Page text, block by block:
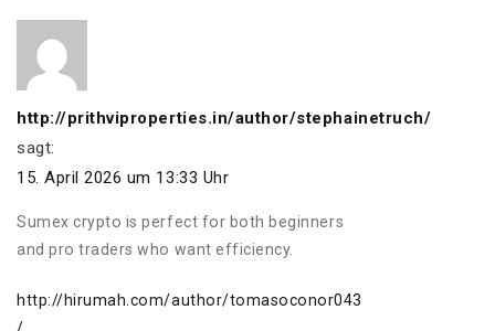
http://prithviproperties.in/author/stephainetruch/
sagt:
15. April 2026 um 13:33 Uhr
Sumex crypto is perfect for both beginners
and pro traders who want efficiency.
http://hirumah.com/author/tomasoconor043